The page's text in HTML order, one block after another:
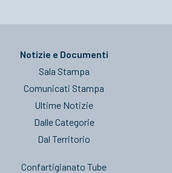
Notizie e Documenti
Sala Stampa
Comunicati Stampa
Ultime Notizie
Dalle Categorie
Dal Territorio
Confartigianato Tube